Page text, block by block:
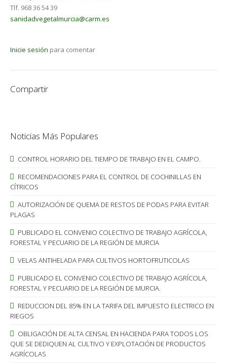
Tlf. 968 36 54 39
sanidadvegetalmurcia@carm.es
Inicie sesión para comentar
Compartir
Noticias Más Populares
CONTROL HORARIO DEL TIEMPO DE TRABAJO EN EL CAMPO.
RECOMENDACIONES PARA EL CONTROL DE COCHINILLAS EN
CÍTRICOS
AUTORIZACIÓN DE QUEMA DE RESTOS DE PODAS PARA EVITAR
PLAGAS
PUBLICADO EL CONVENIO COLECTIVO DE TRABAJO AGRÍCOLA,
FORESTAL Y PECUARIO DE LA REGIÓN DE MURCIA
VELAS ANTIHELADA PARA CULTIVOS HORTOFRUTICOLAS
PUBLICADO EL CONVENIO COLECTIVO DE TRABAJO AGRÍCOLA,
FORESTAL Y PECUARIO DE LA REGIÓN DE MURCIA.
REDUCCION DEL 85% EN LA TARIFA DEL IMPUESTO ELECTRICO EN
RIEGOS
OBLIGACIÓN DE ALTA CENSAL EN HACIENDA PARA TODOS LOS
QUE SE DEDIQUEN AL CULTIVO Y EXPLOTACIÓN DE PRODUCTOS
AGRÍCOLAS